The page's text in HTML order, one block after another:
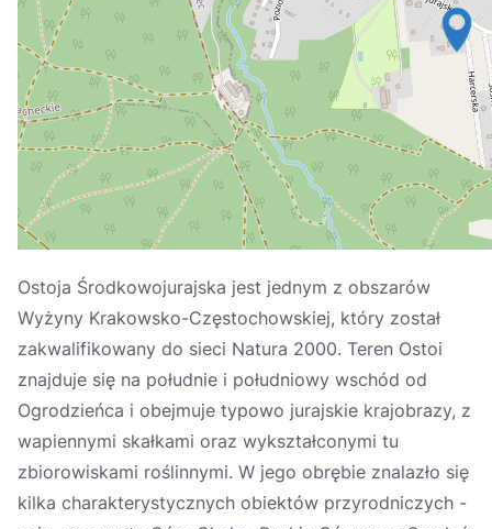
Україна
Zamknij
Ostoja Środkowojurajska jest jednym z obszarów
Wyżyny Krakowsko-Częstochowskiej, który został
zakwalifikowany do sieci Natura 2000. Teren Ostoi
znajduje się na południe i południowy wschód od
Ogrodzieńca i obejmuje typowo jurajskie krajobrazy, z
wapiennymi skałkami oraz wykształconymi tu
zbiorowiskami roślinnymi. W jego obrębie znalazło się
kilka charakterystycznych obiektów przyrodniczych -